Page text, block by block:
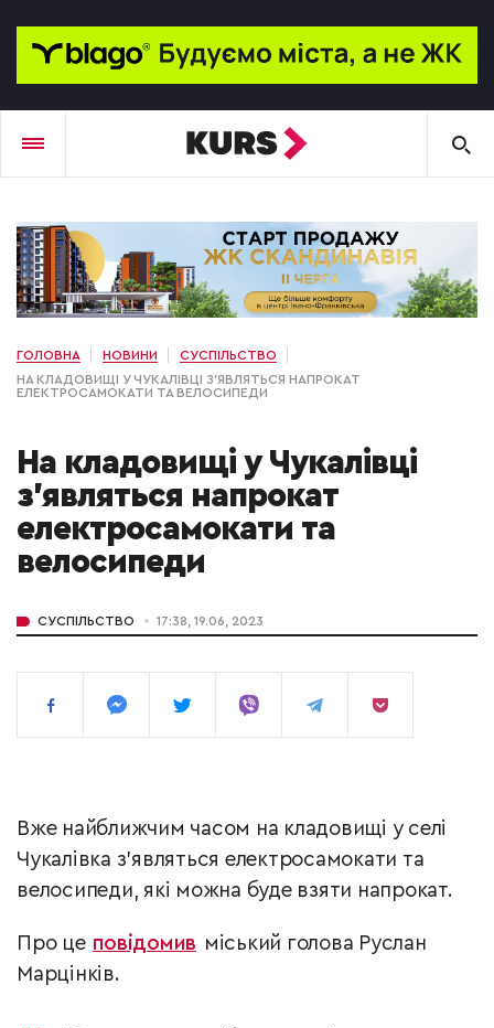
ГОЛОВНА НОВИНИ
СУСПІЛЬСТВО
НА КЛАДОВИЩІ У ЧУКАЛІВЦІ З'ЯВЛЯТЬСЯ НАПРОКАТ
ЕЛЕКТРОСАМОКАТИ ТА ВЕЛОСИПЕДИ
На кладовищі у Чукалівці
з'являться напрокат
електросамокати та
велосипеди
СУСПІЛЬСТВО 17:38, 19.06, 2023
Вже найближчим часом на кладовищі у селі
Чукалівка з’являться електросамокати та
велосипеди, які можна буде взяти напрокат.
Про це повідомив міський голова Руслан
Марцінків.